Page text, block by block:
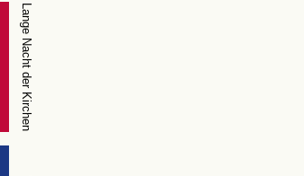
Lange Nacht der Kirchen